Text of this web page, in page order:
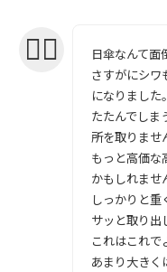
日傘なんて面
さすがにシワ
になりました。
たたんでしま
所を取りませ
もっと高価な
かもしれませ
しっかりと重
サッと取り出
これはこれで
あまり大きく